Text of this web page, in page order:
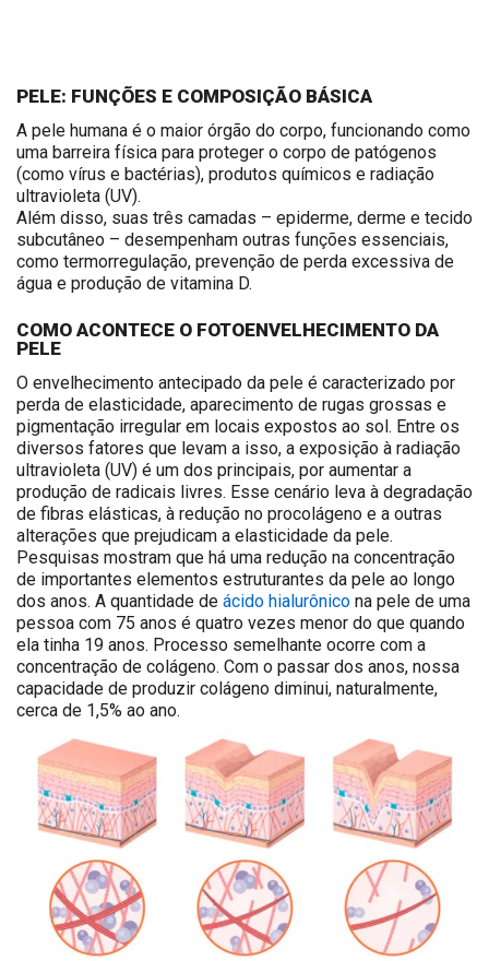
PELE: FUNÇÕES E COMPOSIÇÃO BÁSICA
A pele humana é o maior órgão do corpo, funcionando como
uma barreira física para proteger o corpo de patógenos
(como vírus e bactérias), produtos químicos e radiação
ultravioleta (UV).
Além disso, suas três camadas – epiderme, derme e tecido
subcutâneo – desempenham outras funções essenciais,
como termorregulação, prevenção de perda excessiva de
água e produção de vitamina D.
COMO ACONTECE O FOTOENVELHECIMENTO DA
PELE
O envelhecimento antecipado da pele é caracterizado por
perda de elasticidade, aparecimento de rugas grossas e
pigmentação irregular em locais expostos ao sol. Entre os
diversos fatores que levam a isso, a exposição à radiação
ultravioleta (UV) é um dos principais, por aumentar a
produção de radicais livres. Esse cenário leva à degradação
de fibras elásticas, à redução no procolágeno e a outras
alterações que prejudicam a elasticidade da pele.
Pesquisas mostram que há uma redução na concentração
de importantes elementos estruturantes da pele ao longo
dos anos. A quantidade de ácido hialurônico na pele de uma
pessoa com 75 anos é quatro vezes menor do que quando
ela tinha 19 anos. Processo semelhante ocorre com a
concentração de colágeno. Com o passar dos anos, nossa
capacidade de produzir colágeno diminui, naturalmente,
cerca de 1,5% ao ano.